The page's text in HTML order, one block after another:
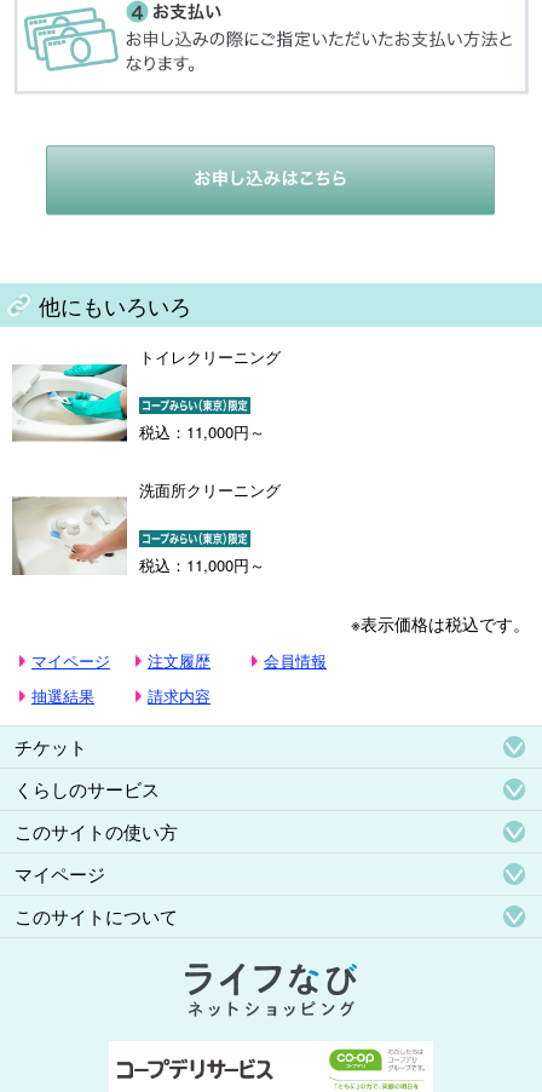
他にもいろいろ
トイレクリーニング
税込：11,000円～
洗面所クリーニング
税込：11,000円～
※表示価格は税込です。
マイページ 注文履歴
会員情報
抽選結果
請求内容
チケット
くらしのサービス
このサイトの使い方
マイページ
このサイトについて